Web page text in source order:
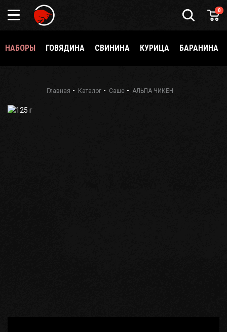
0
НАБОРЫ ГОВЯДИНА СВИНИНА КУРИЦА БАРАНИНА
Подарочный
сертификат
и
Доставка
Главная Каталог Саше АЛЬПА ЧИКЕН